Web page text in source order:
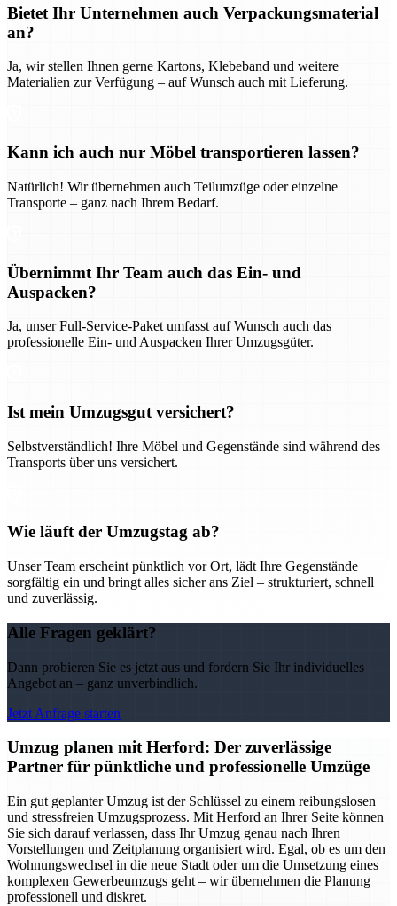
Bietet Ihr Unternehmen auch Verpackungsmaterial
an?
Ja, wir stellen Ihnen gerne Kartons, Klebeband und weitere
Materialien zur Verfügung – auf Wunsch auch mit Lieferung.
Kann ich auch nur Möbel transportieren lassen?
Natürlich! Wir übernehmen auch Teilumzüge oder einzelne
Transporte – ganz nach Ihrem Bedarf.
Übernimmt Ihr Team auch das Ein- und
Auspacken?
Ja, unser Full-Service-Paket umfasst auf Wunsch auch das
professionelle Ein- und Auspacken Ihrer Umzugsgüter.
Ist mein Umzugsgut versichert?
Selbstverständlich! Ihre Möbel und Gegenstände sind während des
Transports über uns versichert.
Wie läuft der Umzugstag ab?
Unser Team erscheint pünktlich vor Ort, lädt Ihre Gegenstände
sorgfältig ein und bringt alles sicher ans Ziel – strukturiert, schnell
und zuverlässig.
Alle Fragen geklärt?
Dann probieren Sie es jetzt aus und fordern Sie Ihr individuelles
Angebot an – ganz unverbindlich.
Jetzt Anfrage starten
Umzug planen mit Herford: Der zuverlässige
Partner für pünktliche und professionelle Umzüge
Ein gut geplanter Umzug ist der Schlüssel zu einem reibungslosen
und stressfreien Umzugsprozess. Mit Herford an Ihrer Seite können
Sie sich darauf verlassen, dass Ihr Umzug genau nach Ihren
Vorstellungen und Zeitplanung organisiert wird. Egal, ob es um den
Wohnungswechsel in die neue Stadt oder um die Umsetzung eines
komplexen Gewerbeumzugs geht – wir übernehmen die Planung
professionell und diskret.